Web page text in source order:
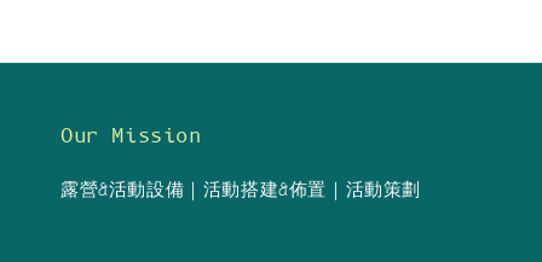
Our Mission
露營&活動設備｜活動搭建&佈置｜活動策劃